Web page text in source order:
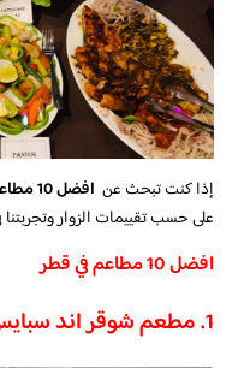
إذا كنت تبحث عن افضل 10 مطاعم في قطر
على حسب تقييمات الزوار
افضل 10 مطاعم في قطر
1. مطعم شوقر اند سبايس من افضل مطاعم في قطر